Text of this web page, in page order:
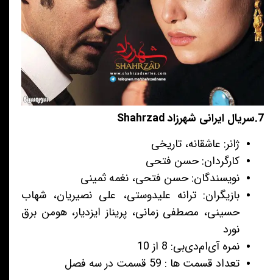
7.سریال ایرانی شهرزاد Shahrzad
ژانر: عاشقانه، تاریخی
کارگردان: حسن فتحی
نویسندگان: حسن فتحی، نغمه ثمینی
بازیگران: ترانه علیدوستی، علی نصیریان، شهاب
حسینی، مصطفی زمانی، پریناز ایزدیار، هومن برق
نورد
نمره آی‌ام‌دی‌بی: 8 از 10
تعداد قسمت ها : 59 قسمت در سه فصل